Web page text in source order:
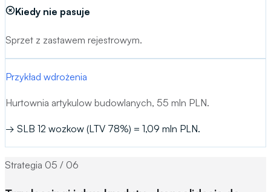
Kiedy nie pasuje
Sprzet z zastawem rejestrowym.
Przykład wdrożenia
Hurtownia artykulow budowlanych, 55 mln PLN.
→ SLB 12 wozkow (LTV 78%) = 1,09 mln PLN.
Strategia 05 / 06